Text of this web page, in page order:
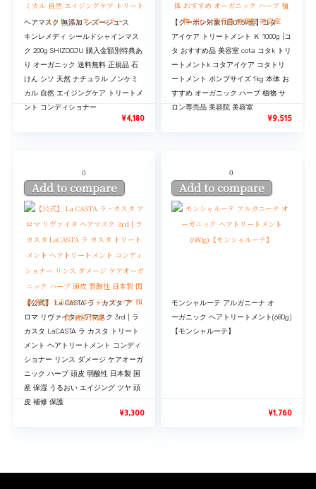
ヘアマスク 無添加 シズージュ ス
キンレメディ シールドシャインマス
ク 200g SHIZOOJU 購入金額別特典あ
り オーガニック 送料無料 正規品 石
けん シソ 天然 ナチュラル ノンケミ
カル 自然 エイジングケア トリートメ
ント コンディショナー
¥4,180
【クーポン対象11日01:59迄】コタ
アイケア トリートメント Ｋ 1000g |コ
タ おすすめ品 美容室 cota コタk トリ
ートメントk コタアイケア コタトリ
ートメント ポンプサイズ 1kg 本体 お
すすめ オーガニック ハーブ 植物 サ
ロン専売品 美容院 美容室
¥9,515
0
Add to compare
【公式】 La CASTA ラ・カスタ ア
ロマ リヴァイタ ヘアマスク 3rd | ラ
カスタ LaCASTA ラ カスタ トリート
メント ヘアトリートメント コンディ
ショナー リンス ダメージ ケアオーガ
ニック ハーブ 頭皮 弱酸性 日本製 国
産 保湿 うるおい エイジング ツヤ 頭
皮 補修 保護
¥3,300
0
Add to compare
モンシャルーテ アルガニーナ オ
ーガニック ヘアトリートメント(680g)
【モンシャルーテ】
¥1,760